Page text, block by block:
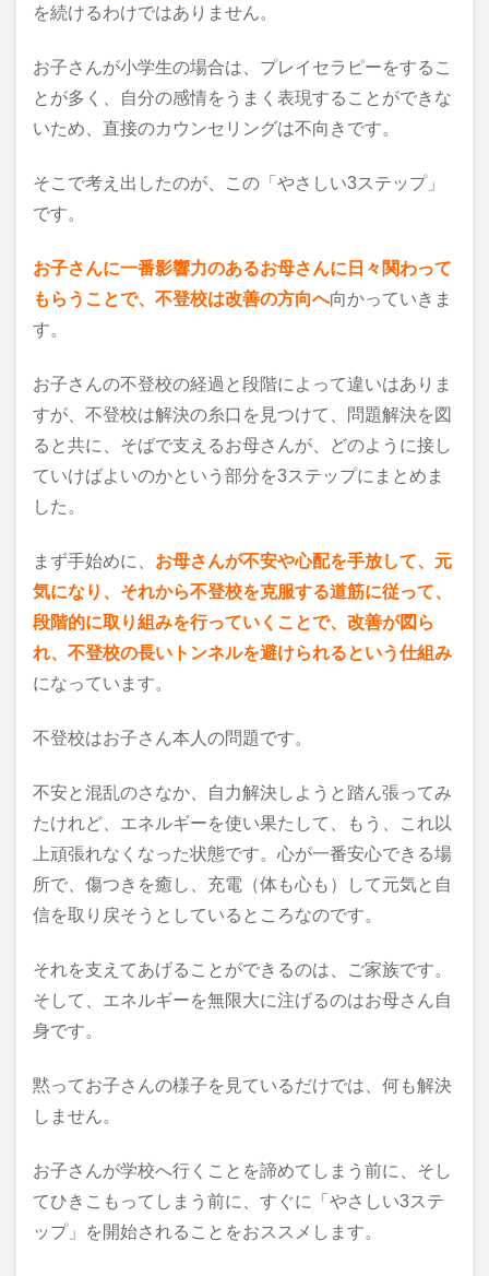
を続けるわけではありません。
お子さんが小学生の場合は、プレイセラピーをするこ
とが多く、自分の感情をうまく表現することができな
いため、直接のカウンセリングは不向きです。
そこで考え出したのが、この「やさしい3ステップ」
です。
お子さんに一番影響力のあるお母さんに日々関わって
もらうことで、不登校は改善の方向へ向かっていきま
す。
お子さんの不登校の経過と段階によって違いはありま
すが、不登校は解決の糸口を見つけて、問題解決を図
ると共に、そばで支えるお母さんが、どのように接し
ていけばよいのかという部分を3ステップにまとめま
した。
まず手始めに、 お母さんが不安や心配を手放して、元
気になり、それから不登校を克服する道筋に従って、
段階的に取り組みを行っていくことで、改善が図ら
れ、不登校の長いトンネルを避けられるという仕組み
になっています。
不登校はお子さん本人の問題です。
不安と混乱のさなか、自力解決しようと踏ん張ってみ
たけれど、エネルギーを使い果たして、もう、これ以
上頑張れなくなった状態です。心が一番安心できる場
所で、傷つきを癒し、充電（体も心も）して元気と自
信を取り戻そうとしているところなのです。
それを支えてあげることができるのは、ご家族です。
そして、エネルギーを無限大に注げるのはお母さん自
身です。
黙ってお子さんの様子を見ているだけでは、何も解決
しません。
お子さんが学校へ行くことを諦めてしまう前に、そし
てひきこもってしまう前に、すぐに「やさしい3ステ
ップ」を開始されることをおススメします。